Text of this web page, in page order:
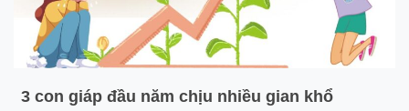
3 con giáp đầu năm chịu nhiều gian khổ